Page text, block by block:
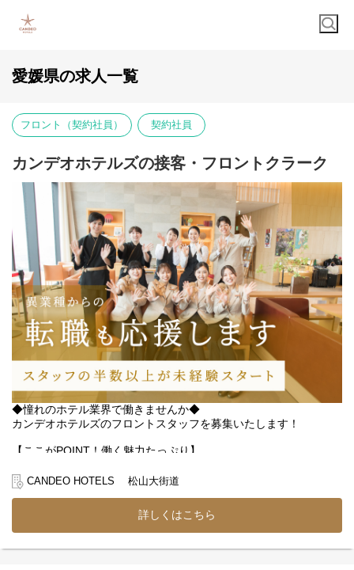
愛媛県の求人一覧
フロント（契約社員） 契約社員
カンデオホテルズの接客・フロントクラーク
◆憧れのホテル業界で働きませんか◆
カンデオホテルズのフロントスタッフを募集いたします！
【ここがPOINT！働く魅力たっぷり】
・週休2日＆残業ほぼなしで無理なく続けられる
・高級感あるホテルで接客スキルが身につく
・長期で腰を据えて働きたい方を積極採用中！
・英語が話せなくてもOK！
【具体的なお仕事内容】
CANDEO HOTELS 松山大街道
詳しくはこちら